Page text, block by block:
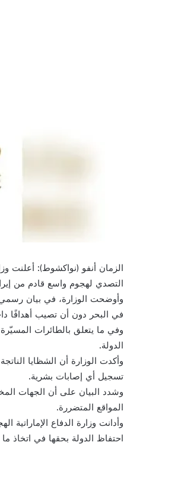
الزمان أنفو (نواكشوط): أعلنت
التصدي لهجوم واسع قادم من إيران، شمل إطلاق 137 صاروخًا باليستيًا و209
في البحر دون أن تصيب أهدافًا
الدولة.
وأكدت الوزارة أن الشظايا
تسجيل أي إصابات بشرية.
وشدد البيان على أن الجهات
المواقع المتضررة.
وأدانت وزارة الدفاع
احتفاظ الدولة بحقها في اتخاذ